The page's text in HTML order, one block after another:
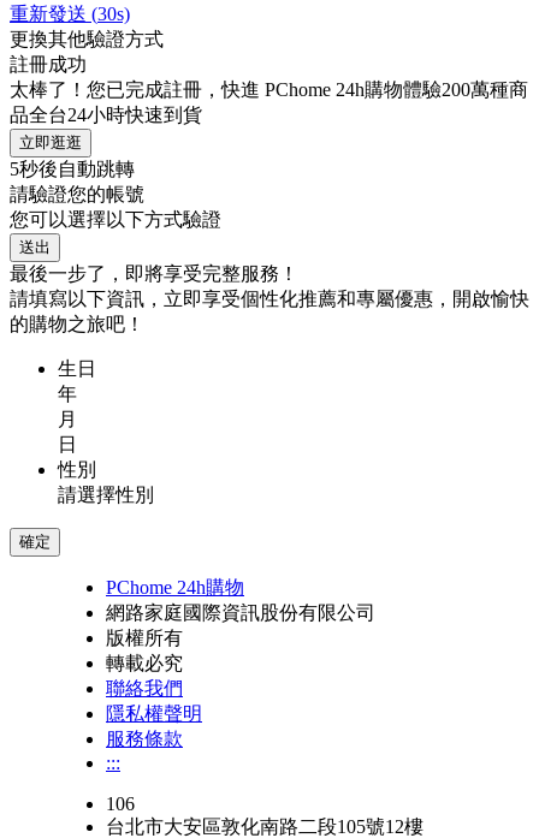
重新發送 (30s)
更換其他驗證方式
註冊成功
太棒了！您已完成註冊，快進 PChome 24h購物體驗200萬種商
品全台24小時快速到貨
立即逛逛
5秒後自動跳轉
請驗證您的帳號
您可以選擇以下方式驗證
送出
最後一步了，即將享受完整服務！
請填寫以下資訊，立即享受個性化推薦和專屬優惠，開啟愉快
的購物之旅吧！
生日
年
月
日
性別
請選擇性別
確定
PChome 24h購物
網路家庭國際資訊股份有限公司
版權所有
轉載必究
聯絡我們
隱私權聲明
服務條款
:::
106
台北市大安區敦化南路二段105號12樓